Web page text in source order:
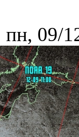
пн, 09/